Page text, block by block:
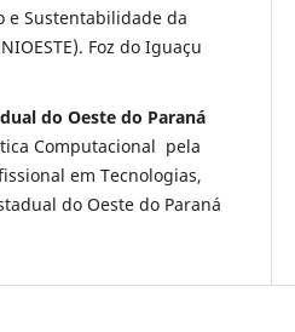
e Sustentabilidade da
Foz do Iguaçu
do Oeste do Paraná
Computacional pela
em Tecnologias,
do Oeste do Paraná